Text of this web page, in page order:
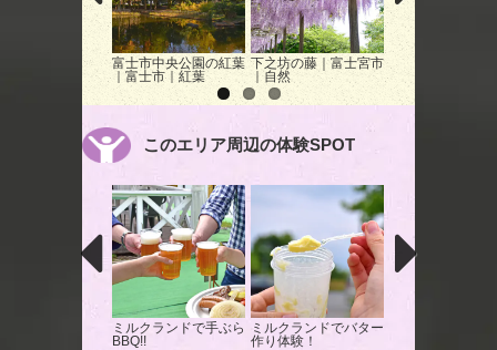
富士市中央公園の紅葉
｜富士市｜紅葉
下之坊の藤｜富士宮市
｜自然
大石寺の桜
このエリア周辺の体験SPOT
ミルクランドで手ぶら
BBQ!!
ミルクランドでバター
作り体験！